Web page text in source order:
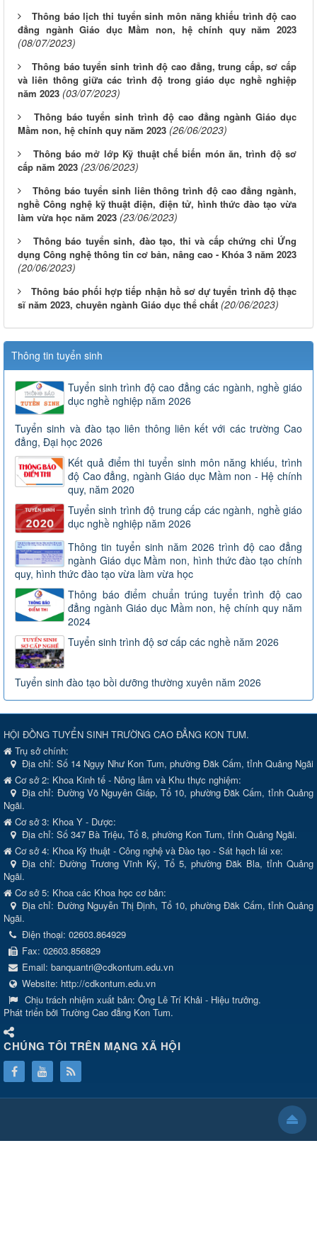
Thông báo lịch thi tuyển sinh môn năng khiếu trình độ cao
đẳng ngành Giáo dục Mầm non, hệ chính quy năm 2023
(08/07/2023)
Thông báo tuyển sinh trình độ cao đẳng, trung cấp, sơ cấp
và liên thông giữa các trình độ trong giáo dục nghề nghiệp
năm 2023 (03/07/2023)
Thông báo tuyển sinh trình độ cao đẳng ngành Giáo dục
Mầm non, hệ chính quy năm 2023 (26/06/2023)
Thông báo mở lớp Kỹ thuật chế biến món ăn, trình độ sơ
cấp năm 2023 (23/06/2023)
Thông báo tuyển sinh liên thông trình độ cao đẳng ngành,
nghề Công nghệ kỹ thuật điện, điện tử, hình thức đào tạo vừa
làm vừa học năm 2023 (23/06/2023)
Thông báo tuyển sinh, đào tạo, thi và cấp chứng chỉ Ứng
dụng Công nghệ thông tin cơ bản, nâng cao - Khóa 3 năm 2023
(20/06/2023)
Thông báo phối hợp tiếp nhận hồ sơ dự tuyển trình độ thạc
sĩ năm 2023, chuyên ngành Giáo dục thể chất (20/06/2023)
Thông tin tuyển sinh
Tuyển sinh trình độ cao đẳng các ngành, nghề giáo
dục nghề nghiệp năm 2026
Tuyển sinh và đào tạo liên thông liên kết với các trường Cao
đẳng, Đại học 2026
Kết quả điểm thi tuyển sinh môn năng khiếu, trình
độ Cao đẳng, ngành Giáo dục Mầm non - Hệ chính
quy, năm 2020
Tuyển sinh trình độ trung cấp các ngành, nghề giáo
dục nghề nghiệp năm 2026
Thông tin tuyển sinh năm 2026 trình độ cao đẳng
ngành Giáo dục Mầm non, hình thức đào tạo chính
quy, hình thức đào tạo vừa làm vừa học
Thông báo điểm chuẩn trúng tuyển trình độ cao
đẳng ngành Giáo dục Mầm non, hệ chính quy năm
2024
Tuyển sinh trình độ sơ cấp các nghề năm 2026
Tuyển sinh đào tạo bồi dưỡng thường xuyên năm 2026
HỘI ĐỒNG TUYỂN SINH TRƯỜNG CAO ĐẲNG KON TUM.
Trụ sở chính:
Địa chỉ: Số 14 Ngụy Như Kon Tum, phường Đăk Cấm, tỉnh Quảng Ngãi
Cơ sở 2: Khoa Kinh tế - Nông lâm và Khu thực nghiệm:
Địa chỉ: Đường Võ Nguyên Giáp, Tổ 10, phường Đăk Cấm, tỉnh Quảng
Ngãi.
Cơ sở 3: Khoa Y - Dược:
Địa chỉ: Số 347 Bà Triệu, Tổ 8, phường Kon Tum, tỉnh Quảng Ngãi.
Cơ sở 4: Khoa Kỹ thuật - Công nghệ và Đào tạo - Sát hạch lái xe:
Địa chỉ: Đường Trương Vĩnh Ký, Tổ 5, phường Đăk Bla, tỉnh Quảng
Ngãi.
Cơ sở 5: Khoa các Khoa học cơ bản:
Địa chỉ: Đường Nguyễn Thị Định, Tổ 10, phường Đăk Cấm, tỉnh Quảng
Ngãi.
Điện thoại: 02603.864929
Fax: 02603.856829
Email: banquantri@cdkontum.edu.vn
Website: http://cdkontum.edu.vn
Chịu trách nhiệm xuất bản: Ông Lê Trí Khải - Hiệu trưởng.
Phát triển bởi Trường Cao đẳng Kon Tum.
CHÚNG TÔI TRÊN MẠNG XÃ HỘI